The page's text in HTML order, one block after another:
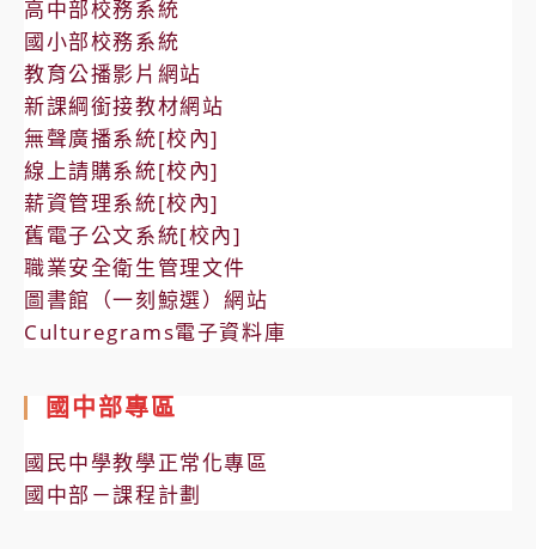
高中部校務系統
國小部校務系統
教育公播影片網站
新課綱銜接教材網站
無聲廣播系統[校內]
線上請購系統[校內]
薪資管理系統[校內]
舊電子公文系統[校內]
職業安全衛生管理文件
圖書館（一刻鯨選）網站
Culturegrams電子資料庫
國中部專區
國民中學教學正常化專區
國中部－課程計劃